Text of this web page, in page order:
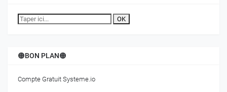
OK
🟠BON PLAN🟠
Compte Gratuit Systeme.io